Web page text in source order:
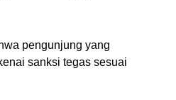
pengunjung yang
sanksi tegas sesuai